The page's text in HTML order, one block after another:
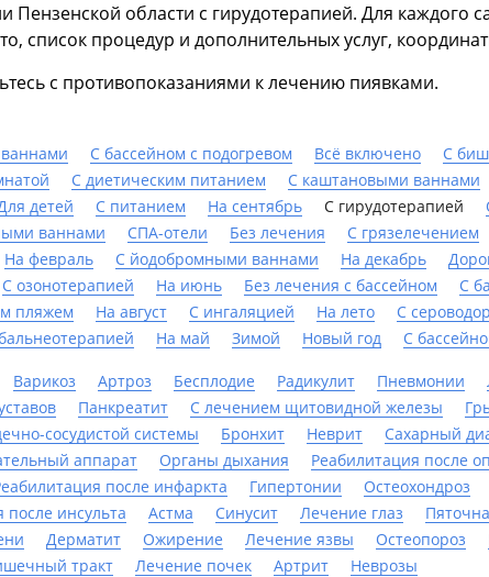
Пензенской области с гирудотерапией. Для каждого
список процедур и дополнительных услуг,
с противопоказаниями к лечению пиявками.
С бассейном с подогревом Всё включено С
С диетическим питанием С каштановыми ваннами
детей С питанием На сентябрь С гирудотерапией
ваннами
СПА-отели Без лечения С грязелечением
На февраль С йодобромными ваннами На декабрь
С озонотерапией На июнь Без лечения с бассейном C
пляжем
На август С ингаляцией На лето С
На май Зимой Новый год С
Варикоз Артроз Бесплодие Радикулит Пневмонии
Панкреатит С лечением щитовидной железы
сосудистой системы
Бронхит Неврит Сахарный
аппарат
Органы дыхания Реабилитация после
после инфаркта Гипертонии Остеохондроз
после инсульта
Астма Синусит Лечение глаз
Дерматит Ожирение Лечение язвы Остеопороз
тракт
Лечение почек Артрит Неврозы